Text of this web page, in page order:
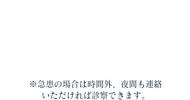
※急患の場合は時間外、夜間も連絡
いただければ診察できます。